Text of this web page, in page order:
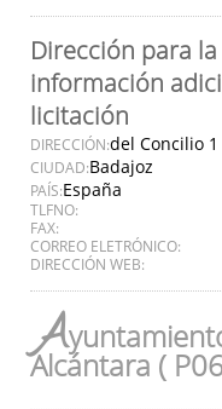
Dirección para
información
licitación
DIRECCIÓN:del Concilio 1
CIUDAD:Badajoz
PAÍS:España
TLFNO:
FAX:
CORREO ELETRÓNICO:
DIRECCIÓN WEB:
A
Alcántara (